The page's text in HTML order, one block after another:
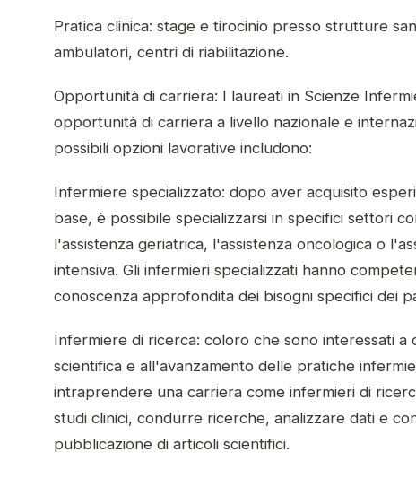
Pratica clinica: stage e tirocinio presso strutture
ambulatori, centri di riabilitazione.
Opportunità di carriera: I laureati in Scienze
opportunità di carriera a livello nazionale e
possibili opzioni lavorative includono:
Infermiere specializzato: dopo aver acquisito
base, è possibile specializzarsi in specifici settori
l'assistenza geriatrica, l'assistenza oncologica o
intensiva. Gli infermieri specializzati hanno
conoscenza approfondita dei bisogni specifici dei
Infermiere di ricerca: coloro che sono interessati a
scientifica e all'avanzamento delle pratiche
intraprendere una carriera come infermieri di
studi clinici, condurre ricerche, analizzare dati e
pubblicazione di articoli scientifici.